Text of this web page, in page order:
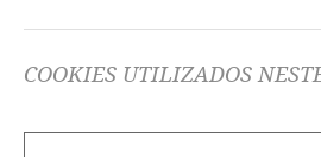
COOKIES UTILIZADOS